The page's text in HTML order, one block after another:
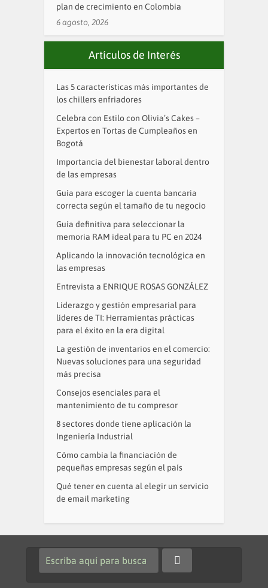
plan de crecimiento en Colombia
6 agosto, 2026
Artículos de Interés
Las 5 características más importantes de
los chillers enfriadores
Celebra con Estilo con Olivia’s Cakes –
Expertos en Tortas de Cumpleaños en
Bogotá
Importancia del bienestar laboral dentro
de las empresas
Guía para escoger la cuenta bancaria
correcta según el tamaño de tu negocio
Guía definitiva para seleccionar la
memoria RAM ideal para tu PC en 2024
Aplicando la innovación tecnológica en
las empresas
Entrevista a ENRIQUE ROSAS GONZÁLEZ
Liderazgo y gestión empresarial para
líderes de TI: Herramientas prácticas
para el éxito en la era digital
La gestión de inventarios en el comercio:
Nuevas soluciones para una seguridad
más precisa
Consejos esenciales para el
mantenimiento de tu compresor
8 sectores donde tiene aplicación la
Ingeniería Industrial
Cómo cambia la financiación de
pequeñas empresas según el país
Qué tener en cuenta al elegir un servicio
de email marketing